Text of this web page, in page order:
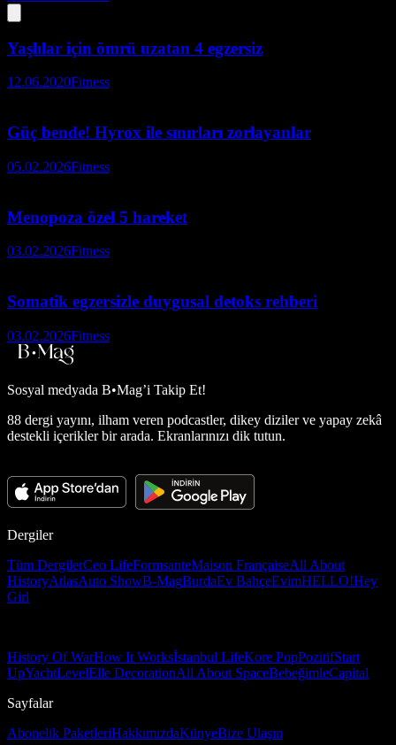
Yaşlılar için ömrü uzatan 4 egzersiz
12.06.2020Fitness
Güç bende! Hyrox ile sınırları zorlayanlar
05.02.2026Fitness
Menopoza özel 5 hareket
03.02.2026Fitness
Somatik egzersizle duygusal detoks rehberi
03.02.2026Fitness
Sosyal medyada B•Mag’i Takip Et!
88 dergi yayını, ilham veren podcastler, dikey diziler ve yapay zekâ
destekli içerikler bir arada. Ekranlarınızı dik tutun.
Dergiler
Tüm DergilerCeo LifeFormsanteMaison FrançaiseAll About
HistoryAtlasAuto ShowB-MagBurdaEv BahçeEvimHELLO!Hey
Girl
History Of WarHow It Worksİstanbul LifeKore PopPozitifStart
UpYachtLevelElle DecorationAll About SpaceBebeğimleCapital
Sayfalar
Abonelik PaketleriHakkımızdaKünyeBize Ulaşın